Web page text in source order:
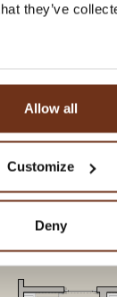
they’ve
Allow all
Customize
Deny